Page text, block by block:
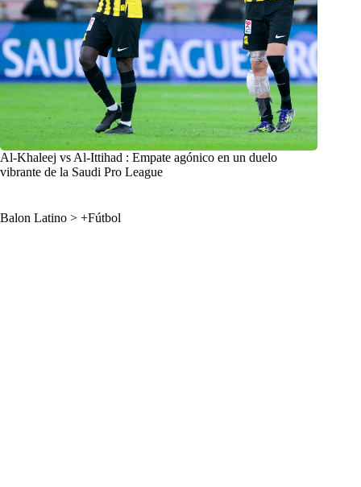
Al-Khaleej vs Al-Ittihad : Empate agónico en un duelo
vibrante de la Saudi Pro League
Balon Latino > +Fútbol